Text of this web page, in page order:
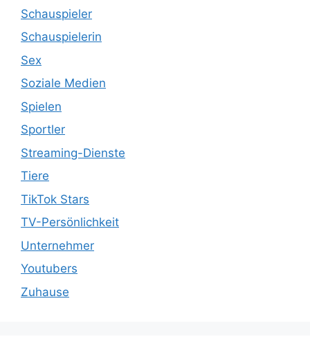
Schauspieler
Schauspielerin
Sex
Soziale Medien
Spielen
Sportler
Streaming-Dienste
Tiere
TikTok Stars
TV-Persönlichkeit
Unternehmer
Youtubers
Zuhause